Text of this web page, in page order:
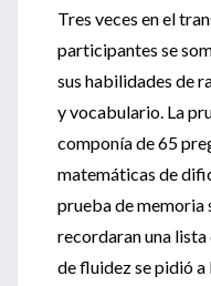
Tres veces en el
participantes se
sus habilidades de
y vocabulario. La
componía de 65
matemáticas de
prueba de memoria
recordaran una lista
de fluidez se pidió